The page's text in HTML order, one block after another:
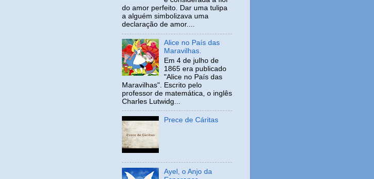
do amor perfeito. Dar uma tulipa
a alguém simbolizava uma
declaração de amor....
Alice no País das
Maravilhas.
Em 4 de julho de
1865 era publicado
"Alice no País das
Maravilhas". Escrito pelo
professor de matemática, o inglês
Charles Lutwidg...
Prece de Cáritas
Ayel, o Anjo da